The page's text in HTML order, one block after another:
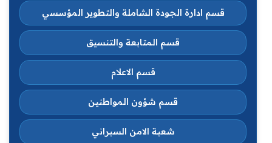
قسم ادارة الجودة الشاملة والتطوير المؤسسي
قسم المتابعة والتنسيق
قسم الاعلام
قسم شؤون المواطنين
شعبة الامن السبراني